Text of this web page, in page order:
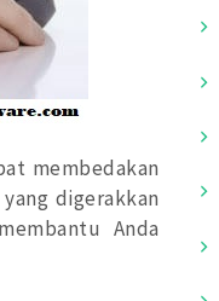
membedakan
digerakkan
Anda